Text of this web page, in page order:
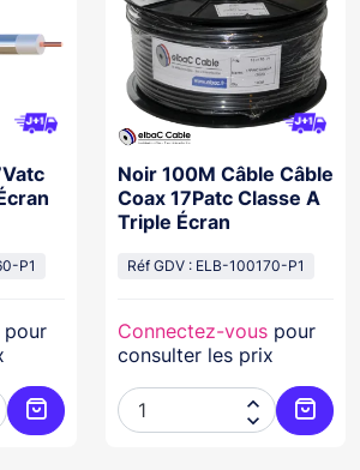
P1
pour
Ajouter au panier
Noir 100M Câble Câble
Coax 17Patc Classe A
Triple Écran
Réf GDV : ELB-100170-P1
Connectez-vous pour
consulter les prix

